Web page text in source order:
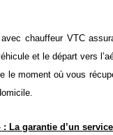
chauffeur VTC
et le départ vers
le moment où vous
: La garantie d’un